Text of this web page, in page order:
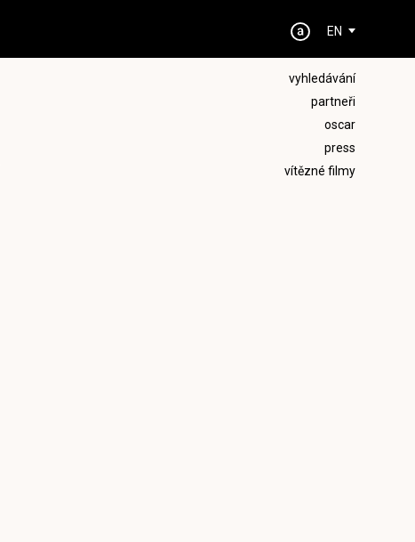
EN
vyhledávání
partneři
oscar
press
vítězné filmy